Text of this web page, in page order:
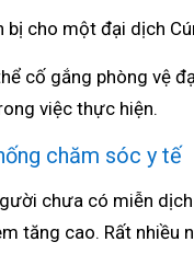
bị cho một đại dịch
cố gắng phòng vệ
việc thực hiện.
chăm sóc y tế
chưa có miễn
tăng cao. Rất